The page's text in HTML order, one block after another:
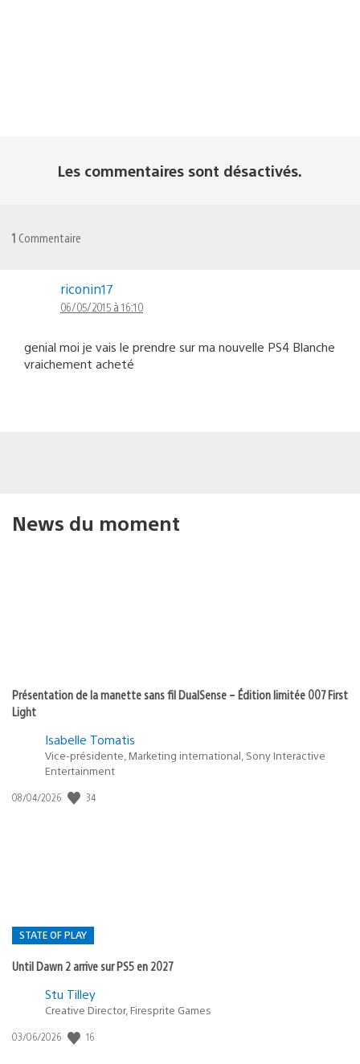
Les commentaires sont désactivés.
1 Commentaire
riconin17
06/05/2015 à 16:10
genial moi je vais le prendre sur ma nouvelle PS4 Blanche
vraichement acheté
News du moment
Présentation de la manette sans fil DualSense – Édition limitée 007 First
Light
Isabelle Tomatis
Vice-présidente, Marketing international, Sony Interactive
Entertainment
Date
08/04/2026 34
STATE OF PLAY
Until Dawn 2 arrive sur PS5 en 2027
Postée
:
Stu Tilley
Creative Director, Firesprite Games
Date
03/06/2026 16